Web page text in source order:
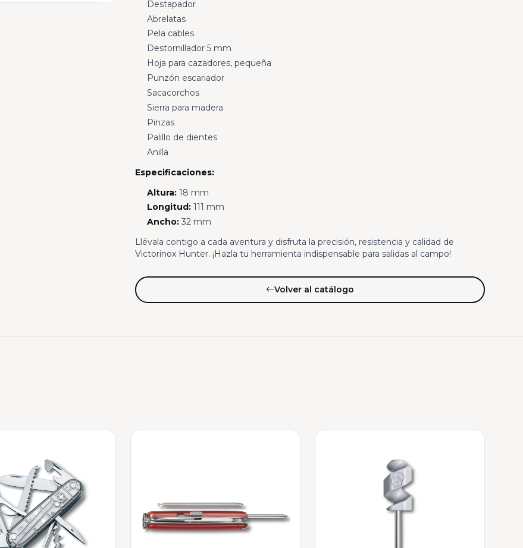
Destapador
Abrelatas
Pela cables
Destornillador 5 mm
Hoja para cazadores, pequeña
Punzón escariador
Sacacorchos
Sierra para madera
Pinzas
Palillo de dientes
Anilla
Especificaciones:
Altura:18 mm
Longitud:111 mm
Ancho:32 mm
Llévala contigo a cada aventura y disfruta la precisión, resistencia y calidad de
Victorinox Hunter. ¡Hazla tu herramienta indispensable para salidas al campo!
Volver al catálogo